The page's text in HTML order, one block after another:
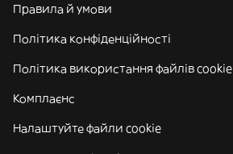
Правила й умови
Політика конфіденційності
Політика використання файлів cookie
Комплаєнс
Налаштуйте файли cookie